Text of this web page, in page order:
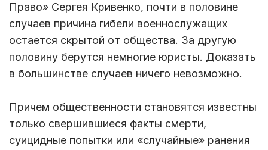
Право» Сергея Кривенко, почти в половине
случаев причина гибели военнослужащих
остается скрытой от общества. За другую
половину берутся немногие юристы. Доказать
в большинстве случаев ничего невозможно.
Причем общественности становятся известны
только свершившиеся факты смерти,
суицидные попытки или «случайные» ранения